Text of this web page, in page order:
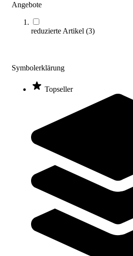
Angebote
reduzierte Artikel (3)
Symbolerklärung
Topseller
267,00 €
GEKA® plus Schlauchwagen P25
216,00 €
Zum Produkt
Sofort lieferbar